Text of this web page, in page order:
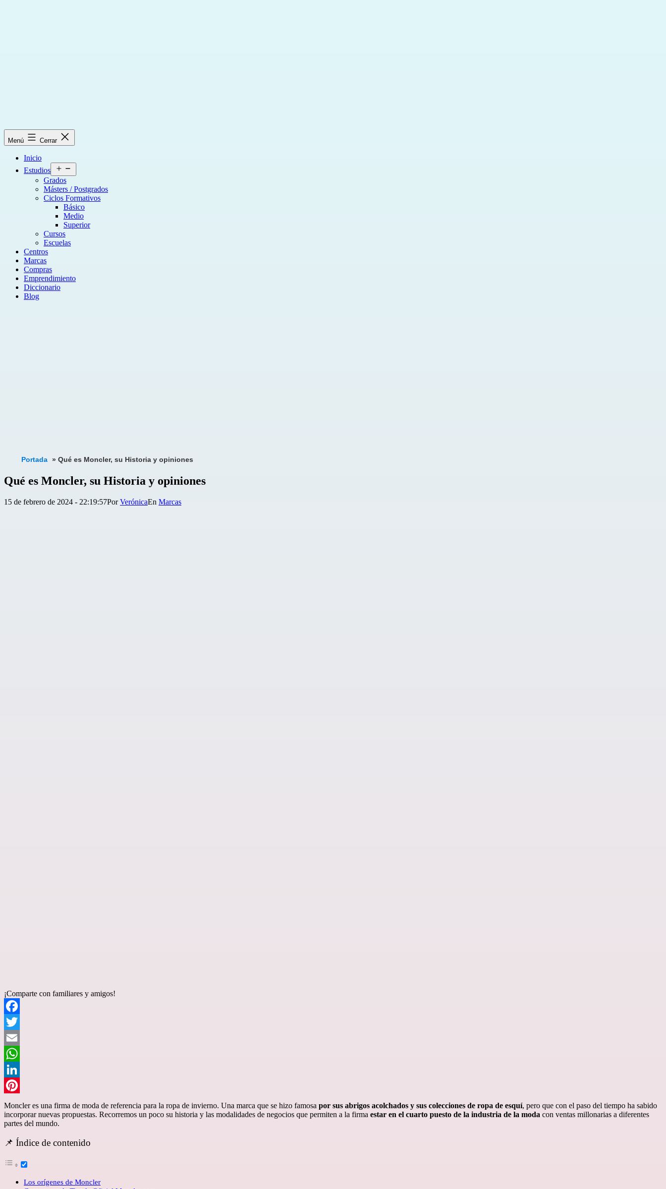
Menú Cerrar
Inicio
Estudios
el
Grados
Másters / Postgrados
Ciclos Formativos
Básico
Medio
Superior
Cursos
Escuelas
Centros
Marcas
Compras
Emprendimiento
Diccionario
Blog
Portada » Qué es Moncler, su Historia y opiniones
Qué es Moncler, su Historia y opiniones
Publicada
15 de febrero de 2024 - 22:19:57PorVerónica
Categorizado
Marcas
¡Comparte con familiares y amigos!
Facebook
Twitter
Email
WhatsApp
LinkedIn
Pinterest
Moncler es una firma de moda de referencia para la ropa de invierno. Una marca que se hizo famosa por sus abrigos acolchados y sus colecciones de ropa de esquí, pero que con el paso del tiempo ha sabido
incorporar nuevas propuestas. Recorremos un poco su historia y las modalidades de negocios que permiten a la firma estar en el cuarto puesto de la industria de la moda con ventas millonarias a diferentes
partes del mundo.
📌 Índice de contenido
Los orígenes de Moncler